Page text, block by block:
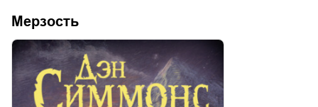
Мерзость